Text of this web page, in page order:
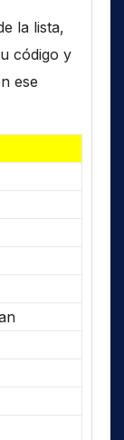
la lista,
código y
ese